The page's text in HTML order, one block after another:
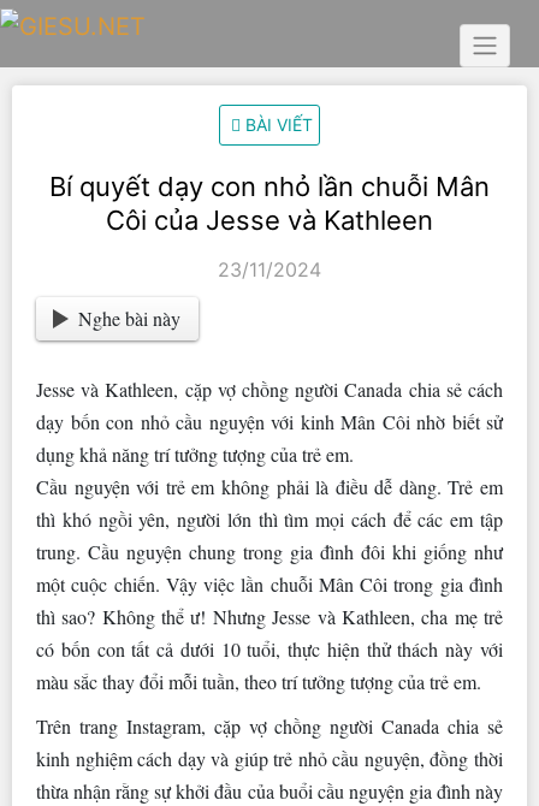
Skip
content
BÀI VIẾT
Bí quyết dạy con nhỏ lần chuỗi Mân
Côi của Jesse và Kathleen
23/11/2024
Nghe bài này
Jesse và Kathleen, cặp vợ chồng người Canada chia sẻ cách
dạy bốn con nhỏ cầu nguyện với kinh Mân Côi nhờ biết sử
dụng khả năng trí tưởng tượng của trẻ em.
Cầu nguyện với trẻ em không phải là điều dễ dàng. Trẻ em
thì khó ngồi yên, người lớn thì tìm mọi cách để các em tập
trung. Cầu nguyện chung trong gia đình đôi khi giống như
một cuộc chiến. Vậy việc lần chuỗi Mân Côi trong gia đình
thì sao? Không thể ư! Nhưng Jesse và Kathleen, cha mẹ trẻ
có bốn con tất cả dưới 10 tuổi, thực hiện thử thách này với
màu sắc thay đổi mỗi tuần, theo trí tưởng tượng của trẻ em.
Trên trang Instagram, cặp vợ chồng người Canada chia sẻ
kinh nghiệm cách dạy và giúp trẻ nhỏ cầu nguyện, đồng thời
thừa nhận rằng sự khởi đầu của buổi cầu nguyện gia đình này